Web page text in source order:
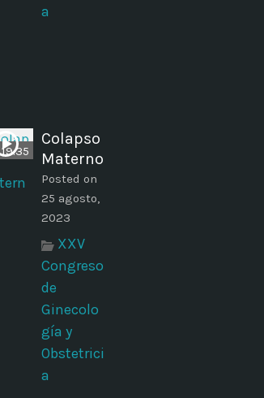
a
19:35
Colapso
Materno
Posted on
25 agosto,
2023
XXV
Congreso
de
Ginecolo
gía y
Obstetrici
a